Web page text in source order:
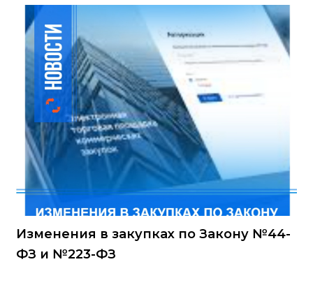
право на выдачу независимых гарантий для
обеспечения заявок, исполнения контрактов и
гарантийных обязательств по закупкам. В новый
список включены банки Республики Беларусь: ОАО
«Сбер Банк» и ОАО «Приорбанк». Перечень доступен
по ссылке
Изменения в закупках по Закону №44-
ФЗ и №223-ФЗ